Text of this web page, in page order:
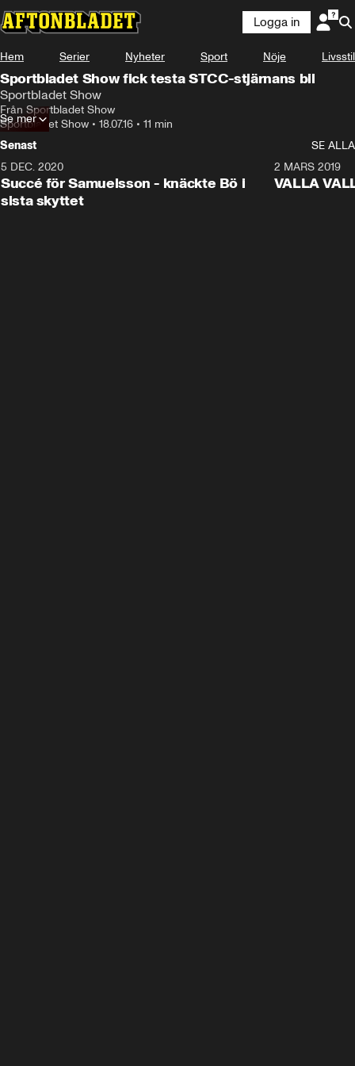
Logga in
Hem Serier Nyheter Sport Nöje Livsstil
Sportbladet Show fick testa STCC-stjärnans bil
Sportbladet Show
Från Sportbladet Show
Sportbladet Show • 18.07.16 • 11 min
Se mer
Senast
SE ALLA
5 DEC. 2020
Succé för Samuelsson - knäckte Bö i
sista skyttet
2 MARS 2019
VALLA